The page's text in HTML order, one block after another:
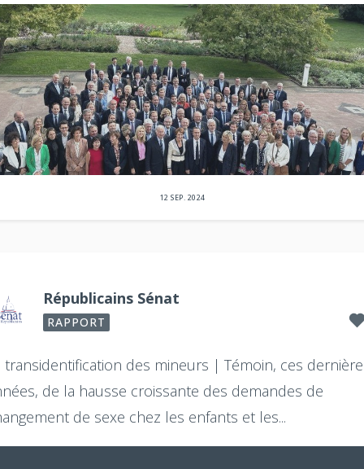
12 SEP. 2024
Républicains Sénat
RAPPORT
transidentification des mineurs | Témoin, ces
de la hausse croissante des demandes de
de sexe chez les enfants et les...